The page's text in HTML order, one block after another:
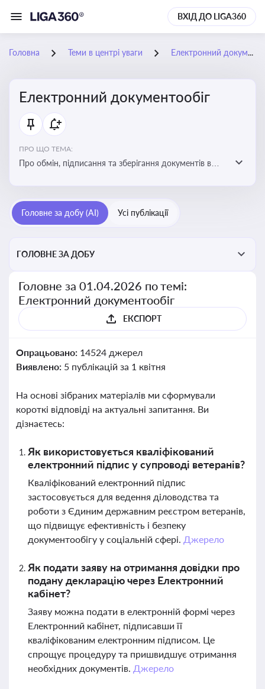
ВХІД ДО LIGA360
Головна Теми в центрі уваги Електронний документообіг
Електронний документообіг
ПРО ЩО ТЕМА:
Про обмін, підписання та зберігання документів в
Головне за добу (AI) Усі публікації
ГОЛОВНЕ ЗА ДОБУ
Головне за 01.04.2026 по темі:
Електронний документообіг
ЕКСПОРТ
Опрацьовано: 14524 джерел
Виявлено: 5 публікацій за 1 квітня
На основі зібраних матеріалів ми сформували
короткі відповіді на актуальні запитання. Ви
дізнаєтесь:
Як використовується кваліфікований
електронний підпис у супроводі ветеранів?
Кваліфікований електронний підпис
застосовується для ведення діловодства та
роботи з Єдиним державним реєстром ветеранів,
що підвищує ефективність і безпеку
документообігу у соціальній сфері. Джерело
Як подати заяву на отримання довідки про
подану декларацію через Електронний
кабінет?
Заяву можна подати в електронній формі через
Електронний кабінет, підписавши її
кваліфікованим електронним підписом. Це
спрощує процедуру та пришвидшує отримання
необхідних документів. Джерело